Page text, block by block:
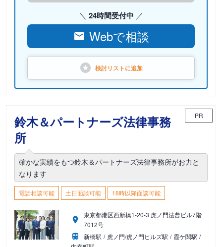
24時間受付中
Webで相談
検討リストに追加
鈴木＆パートナーズ法律事務
所
PR
確かな実績をもつ鈴木＆パートナーズ法律事務所がお力と
なります
電話相談可能 土日面談可能 18時以降面談可能
東京都港区西新橋1-20-3 虎ノ門法曹ビル7階
7012号
新橋駅
虎ノ門/虎ノ門ヒルズ駅
霞ケ関駅